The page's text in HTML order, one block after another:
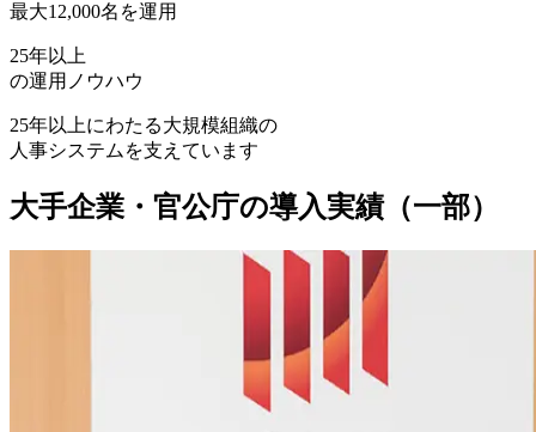
最大12,000名を運用
25年以上
の運用ノウハウ
25年以上にわたる大規模組織の
人事システムを支えています
大手企業・官公庁の導入実績（一部）